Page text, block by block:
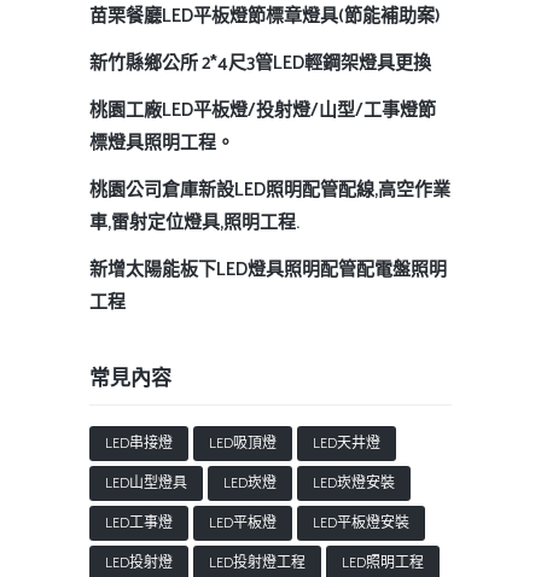
苗栗餐廳LED平板燈節標章燈具(節能補助案)
新竹縣鄉公所 2*4尺3管LED輕鋼架燈具更換
桃園工廠LED平板燈/投射燈/山型/工事燈節
標燈具照明工程。
桃園公司倉庫新設LED照明配管配線,高空作業
車,雷射定位燈具,照明工程.
新增太陽能板下LED燈具照明配管配電盤照明
工程
常見內容
LED串接燈 LED吸頂燈
LED天井燈
LED山型燈具
LED崁燈
LED崁燈安裝
LED工事燈
LED平板燈
LED平板燈安裝
LED投射燈
LED投射燈工程
LED照明工程